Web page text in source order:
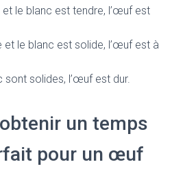
le blanc est tendre, l’œuf est
et le blanc est solide, l’œuf est à
sont solides, l’œuf est dur.
un temps
pour un œuf